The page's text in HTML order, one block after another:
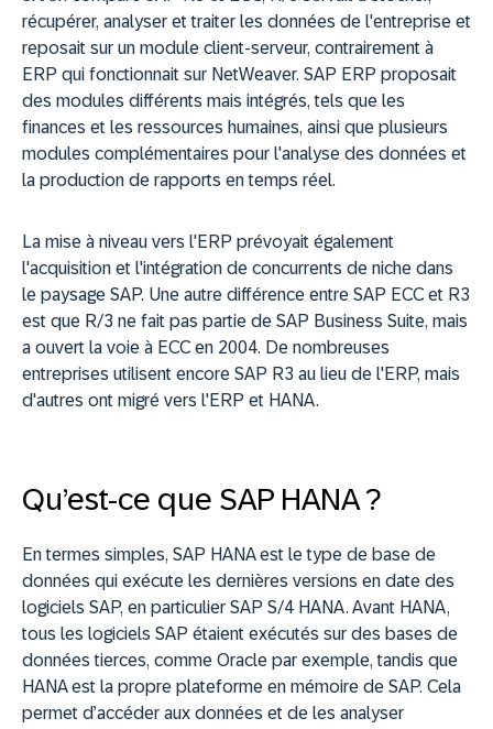
récupérer, analyser et traiter les données de l'entreprise et
reposait sur un module client-serveur, contrairement à
ERP qui fonctionnait sur NetWeaver. SAP ERP proposait
des modules différents mais intégrés, tels que les
finances et les ressources humaines, ainsi que plusieurs
modules complémentaires pour l'analyse des données et
la production de rapports en temps réel.
La mise à niveau vers l'ERP prévoyait également
l'acquisition et l'intégration de concurrents de niche dans
le paysage SAP. Une autre différence entre SAP ECC et R3
est que R/3 ne fait pas partie de SAP Business Suite, mais
a ouvert la voie à ECC en 2004. De nombreuses
entreprises utilisent encore SAP R3 au lieu de l'ERP, mais
d'autres ont migré vers l'ERP et HANA.
Qu’est-ce que SAP HANA ?
En termes simples, SAP HANA est le type de base de
données qui exécute les dernières versions en date des
logiciels SAP, en particulier SAP S/4 HANA. Avant HANA,
tous les logiciels SAP étaient exécutés sur des bases de
données tierces, comme Oracle par exemple, tandis que
HANA est la propre plateforme en mémoire de SAP. Cela
permet d’accéder aux données et de les analyser